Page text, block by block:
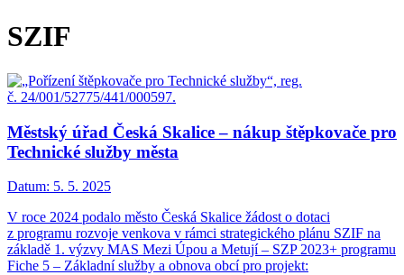
SZIF
Městský úřad Česká Skalice – nákup štěpkovače pro
Technické služby města
Datum: 5. 5. 2025
V roce 2024 podalo město Česká Skalice žádost o dotaci
z programu rozvoje venkova v rámci strategického plánu SZIF na
základě 1. výzvy MAS Mezi Úpou a Metují – SZP 2023+ programu
Fiche 5 – Základní služby a obnova obcí pro projekt: